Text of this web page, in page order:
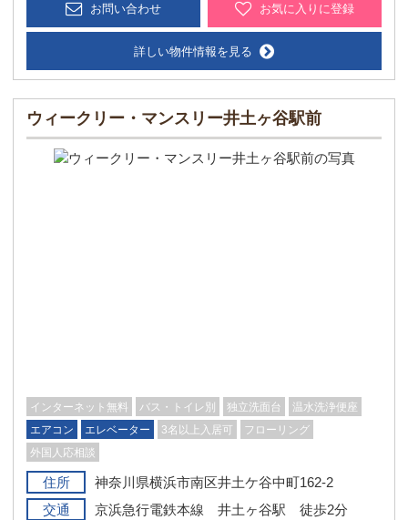
お問い合わせ お気に入りに登録
詳しい物件情報を見る
ウィークリー・マンスリー井土ヶ谷駅前
インターネット無料 バス・トイレ別 独立洗面台
温水洗浄便座
エアコン
エレベーター 3名以上入居可
フローリング
外国人応相談
住所
神奈川県横浜市南区井土ケ谷中町162-2
交通
京浜急行電鉄本線 井土ヶ谷駅 徒歩2分